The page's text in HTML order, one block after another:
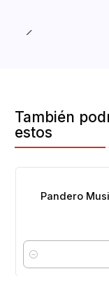
También
estos
Pandero
Cantidad